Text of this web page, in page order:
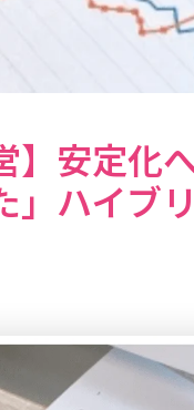
】安定化
」ハイブ